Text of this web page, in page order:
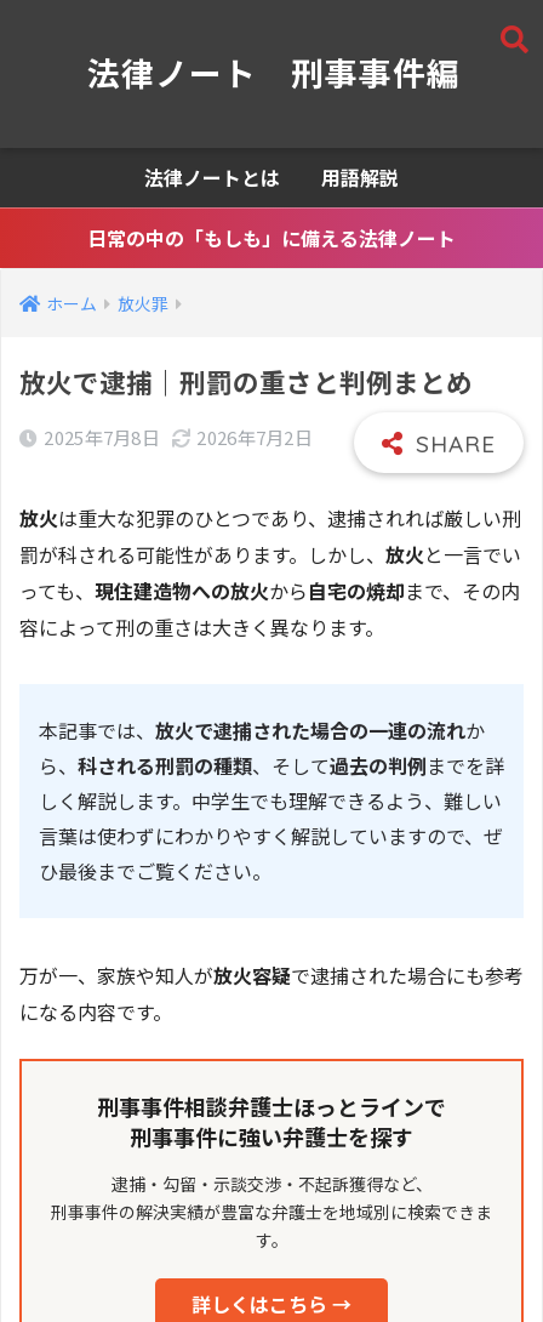
法律ノート 刑事事件編
法律ノートとは 用語解説
日常の中の「もしも」に備える法律ノート
ホーム 放火罪
放火で逮捕｜刑罰の重さと判例まとめ
2025年7月8日 2026年7月2日
放火は重大な犯罪のひとつであり、逮捕されれば厳しい刑
罰が科される可能性があります。しかし、 放火と一言でい
っても、 現住建造物への放火から自宅の焼却まで、その内
容によって刑の重さは大きく異なります。
本記事では、 放火で逮捕された場合の一連の流れか
ら、 科される刑罰の種類、そして過去の判例までを詳
しく解説します。中学生でも理解できるよう、難しい
言葉は使わずにわかりやすく解説していますので、ぜ
ひ最後までご覧ください。
万が一、家族や知人が放火容疑で逮捕された場合にも参考
になる内容です。
刑事事件相談弁護士ほっとラインで
刑事事件に強い弁護士を探す
逮捕・勾留・示談交渉・不起訴獲得など、
刑事事件の解決実績が豊富な弁護士を地域別に検索できま
す。
詳しくはこちら →